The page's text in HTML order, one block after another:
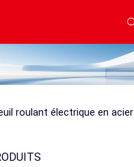
roulant électrique en acier